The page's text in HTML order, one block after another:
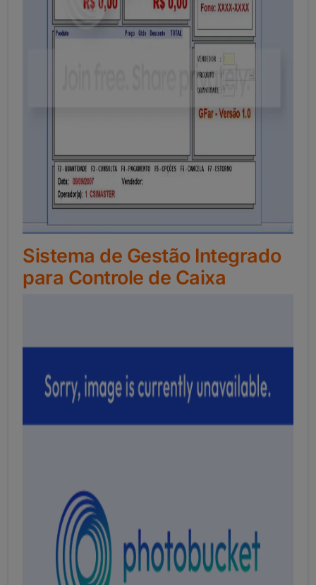
Sistema de Gestão Integrado
para Controle de Caixa